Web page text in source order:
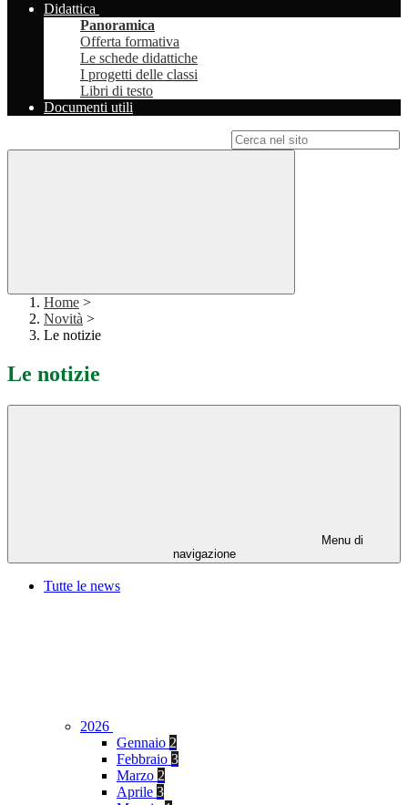
Didattica
Panoramica
Offerta formativa
Le schede didattiche
I progetti delle classi
Libri di testo
Documenti utili
Home >
Novità >
Le notizie
Le notizie
Menu di
navigazione
Tutte le news
2026
Gennaio 2
Febbraio 3
Marzo 2
Aprile 3